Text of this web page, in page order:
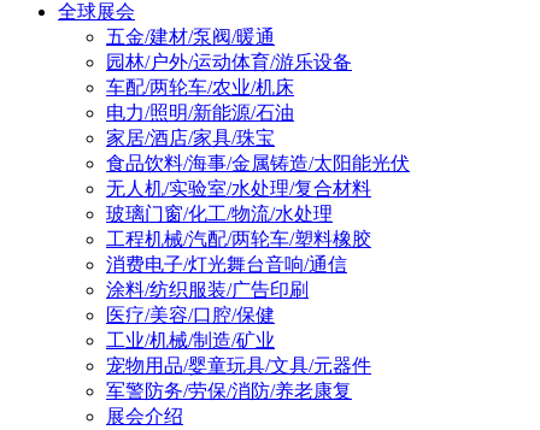
全球展会
五金/建材/泵阀/暖通
园林/户外/运动体育/游乐设备
车配/两轮车/农业/机床
电力/照明/新能源/石油
家居/酒店/家具/珠宝
食品饮料/海事/金属铸造/太阳能光伏
无人机/实验室/水处理/复合材料
玻璃门窗/化工/物流/水处理
工程机械/汽配/两轮车/塑料橡胶
消费电子/灯光舞台音响/通信
涂料/纺织服装/广告印刷
医疗/美容/口腔/保健
工业/机械/制造/矿业
宠物用品/婴童玩具/文具/元器件
军警防务/劳保/消防/养老康复
展会介绍